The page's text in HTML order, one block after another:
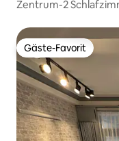
Zentrum-2
Gäste-Favorit
Gäste-Favorit